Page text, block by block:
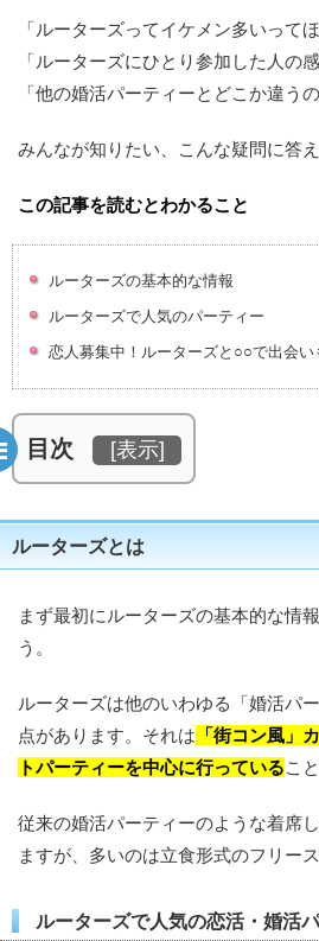
「ルーターズってイケメン多いってほ
「ルーターズにひとり参加した人の
「他の婚活パーティーとどこか違うの
みんなが知りたい、こんな疑問に答え
この記事を読むとわかること
ルーターズの基本的な情報
ルーターズで人気のパーティー
恋人募集中！ルーターズと○○で出会い
目次 [表示]
ルーターズとは
まず最初にルーターズの基本的な情
う。
ルーターズは他のいわゆる「婚活パ
点があります。それは 「街コン風」
トパーティーを中心に行っているこ
従来の婚活パーティーのような着席
ますが、多いのは立食形式のフリー
ルーターズで人気の恋活・婚活